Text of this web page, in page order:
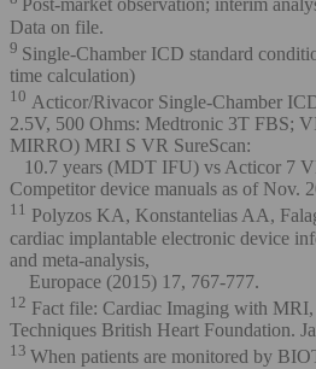
Post-market observation; interim
Data on file.
9 Single-Chamber ICD standard
time calculation)
10 Acticor/Rivacor Single-Chamber
2.5V, 500 Ohms: Medtronic 3T FBS;
MIRRO) MRI S VR SureScan:
10.7 years (MDT IFU) vs Acticor 7
Competitor device manuals as of Nov.
11 Polyzos KA, Konstantelias AA,
cardiac implantable electronic device
and meta-analysis,
Europace (2015) 17, 767-777.
12 Fact file: Cardiac Imaging with
Techniques British Heart Foundation.
13 When patients are monitored by